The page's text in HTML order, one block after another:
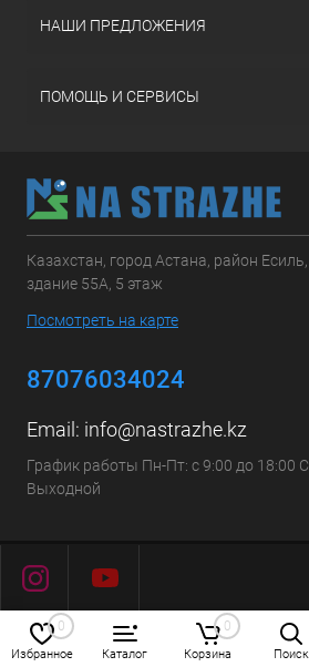
НАШИ ПРЕДЛОЖЕНИЯ
ПОМОЩЬ И СЕРВИСЫ
Казахстан, город Астана, район
здание 55А, 5 этаж
Посмотреть на карте
87076034024
Email: info@nastrazhe.kz
График работы Пн-Пт: с 9:00 до 18:00
Выходной
0
Избранное Каталог
0
Корзина Поиск